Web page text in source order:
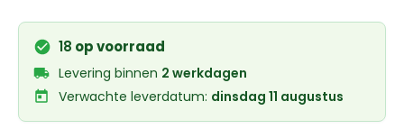
18 op voorraad
Levering binnen 2 werkdagen
Verwachte leverdatum: dinsdag 11 augustus